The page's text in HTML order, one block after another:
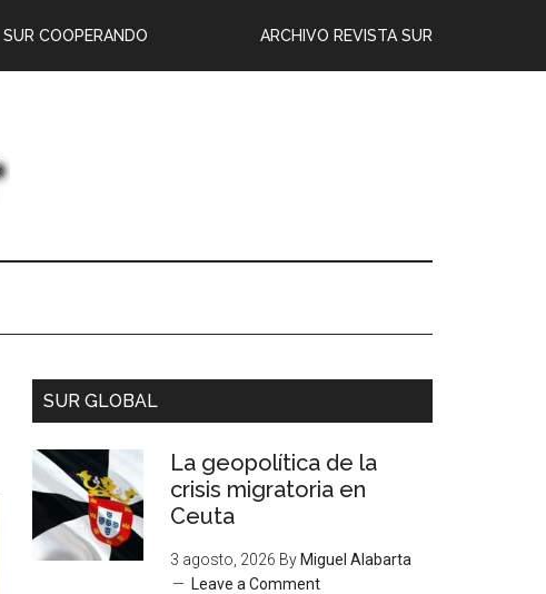
ARCHIVO REVISTA SUR
SUR COOPERANDO
SUR GLOBAL
La geopolítica de la
crisis migratoria en
Ceuta
3 agosto, 2026 By Miguel Alabarta
Leave a Comment